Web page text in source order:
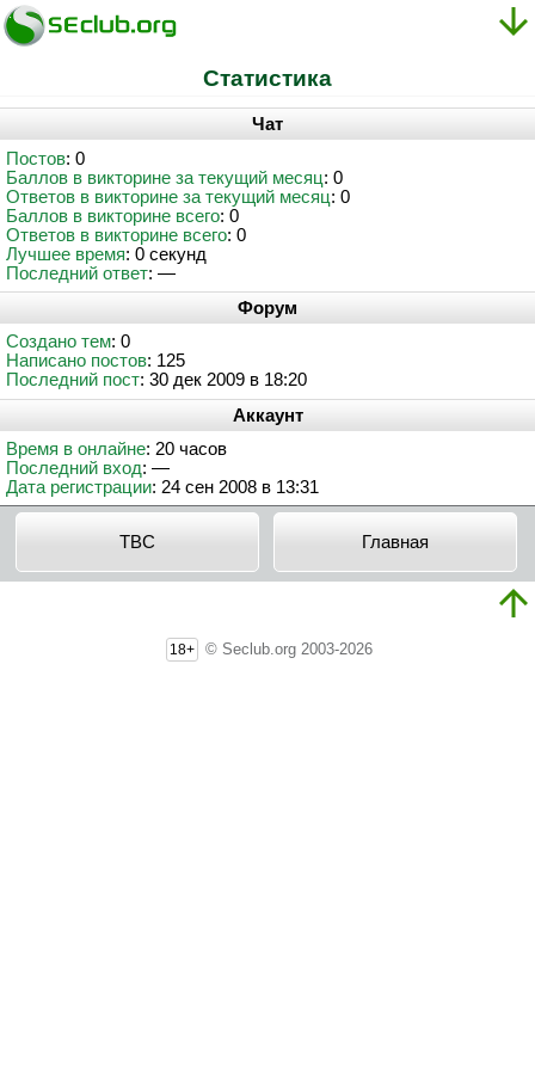
Статистика
Чат
Постов: 0
Баллов в викторине за текущий месяц: 0
Ответов в викторине за текущий месяц: 0
Баллов в викторине всего: 0
Ответов в викторине всего: 0
Лучшее время: 0 секунд
Последний ответ: —
Форум
Создано тем: 0
Написано постов: 125
Последний пост: 30 дек 2009 в 18:20
Аккаунт
Время в онлайне: 20 часов
Последний вход: —
Дата регистрации: 24 сен 2008 в 13:31
TBC Главная
18+ © Seclub.org 2003-2026